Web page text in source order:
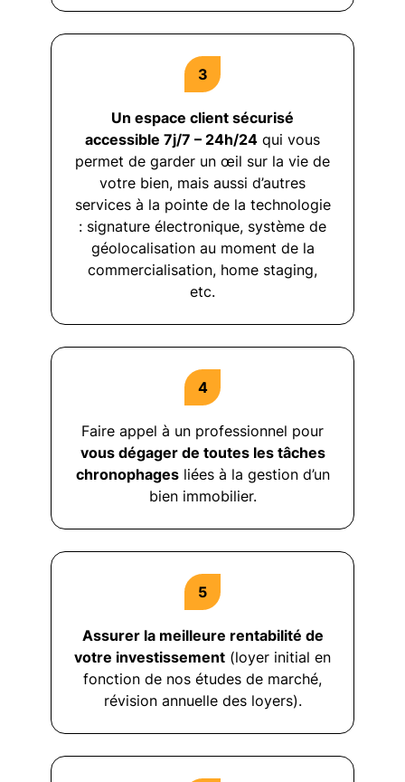
Un espace client sécurisé
accessible 7j/7 – 24h/24 qui vous
permet de garder un œil sur la vie de
votre bien, mais aussi d’autres
services à la pointe de la technologie
: signature électronique, système de
géolocalisation au moment de la
commercialisation, home staging,
etc.
Faire appel à un professionnel pour
vous dégager de toutes les tâches
chronophagesliées à la gestion d’un
bien immobilier.
Assurer la meilleure rentabilité de
votre investissement (loyer initial en
fonction de nos études de marché,
révision annuelle des loyers).